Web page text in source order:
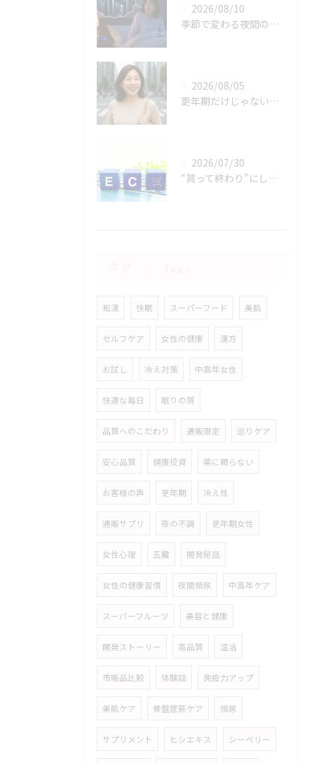
2026/08/10
季節で変わる夜間の不調―冬と夏で違う対策のポイント
2026/08/05
更年期だけじゃない？30代後半から始まる体の変化と向き合い方
2026/07/30
“買って終わり”にしない通販―サポート体制が価値になる理由
和漢 快眠 スーパーフード 美肌
セルフケア 女性の健康 漢方
お試し 冷え対策 中高年女性
快適な毎日 眠りの質
品質へのこだわり 通販限定 巡りケア
安心品質 健康投資 薬に頼らない
お客様の声 更年期 冷え性
通販サプリ 夜の不調 更年期女性
女性心理 五臓 開発秘話
女性の健康習慣 夜間頻尿 中高年ケア
スーパーフルーツ 美容と健康
開発ストーリー 高品質 温活
市販品比較 体験談 免疫力アップ
美肌ケア 骨盤底筋ケア 頻尿
サプリメント ヒシエキス シーベリー